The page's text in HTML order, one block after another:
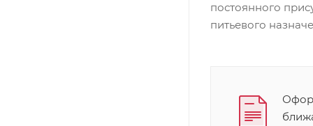
постоянного
питьевого